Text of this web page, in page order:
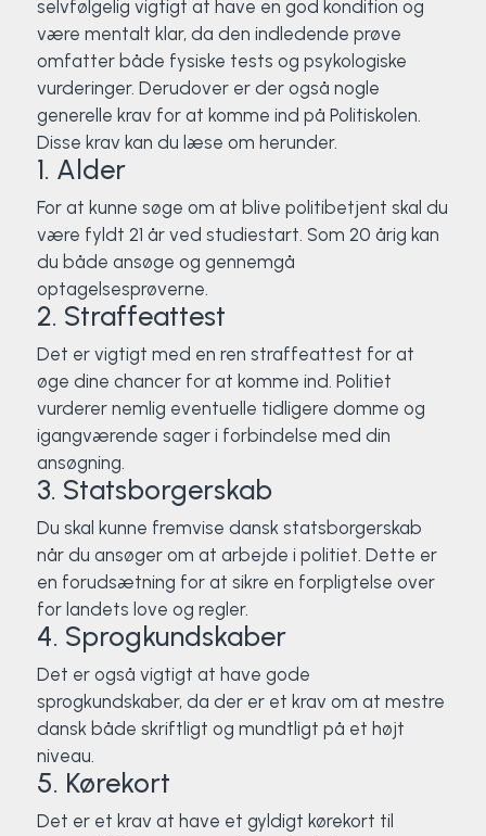
selvfølgelig vigtigt at have en god kondition og
være mentalt klar, da den indledende prøve
omfatter både fysiske tests og psykologiske
vurderinger. Derudover er der også nogle
generelle krav for at komme ind på Politiskolen.
Disse krav kan du læse om herunder.
1. Alder
For at kunne søge om at blive politibetjent skal du
være fyldt 21 år ved studiestart. Som 20 årig kan
du både ansøge og gennemgå
optagelsesprøverne.
2. Straffeattest
Det er vigtigt med en ren straffeattest for at
øge dine chancer for at komme ind. Politiet
vurderer nemlig eventuelle tidligere domme og
igangværende sager i forbindelse med din
ansøgning.
3. Statsborgerskab
Du skal kunne fremvise dansk statsborgerskab
når du ansøger om at arbejde i politiet. Dette er
en forudsætning for at sikre en forpligtelse over
for landets love og regler.
4. Sprogkundskaber
Det er også vigtigt at have gode
sprogkundskaber, da der er et krav om at mestre
dansk både skriftligt og mundtligt på et højt
niveau.
5. Kørekort
Det er et krav at have et gyldigt kørekort til